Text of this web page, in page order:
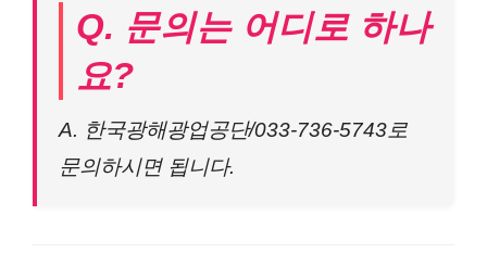
Q. 문의는 어디로 하나
요?
A. 한국광해광업공단/033-736-5743로
문의하시면 됩니다.